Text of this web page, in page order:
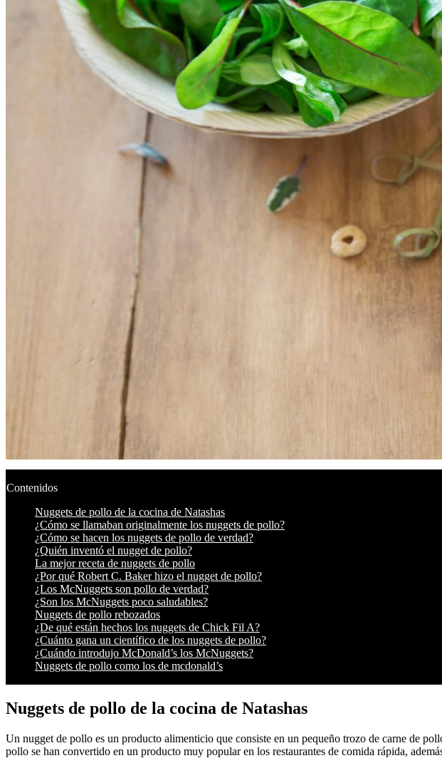
Contenidos
Nuggets de pollo de la cocina de Natashas
¿Cómo se llamaban originalmente los nuggets de pollo?
¿Cómo se hacen los nuggets de pollo de verdad?
¿Quién inventó el nugget de pollo?
La mejor receta de nuggets de pollo
¿Por qué Robert C. Baker hizo el nugget de pollo?
¿Los McNuggets son pollo de verdad?
¿Son los McNuggets poco saludables?
Nuggets de pollo rebozados
¿De qué están hechos los nuggets de Chick Fil A?
¿Cuánto gana un científico de los nuggets de pollo?
¿Cuándo introdujo McDonald’s los McNuggets?
Nuggets de pollo como los de mcdonald’s
Nuggets de pollo de la cocina de Natashas
Un nugget de pollo es un producto alimenticio que consiste en un pequeño trozo de carne de
pollo se han convertido en un producto muy popular en los restaurantes de comida rápida,